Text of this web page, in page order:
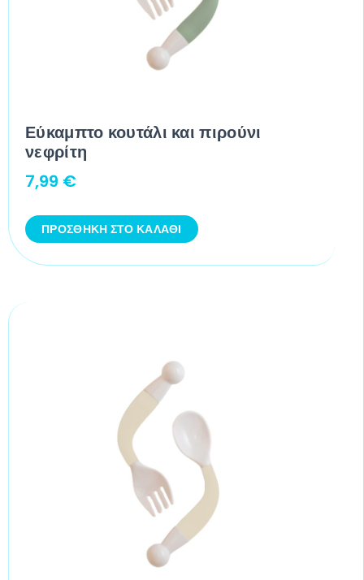
Εύκαμπτο κουτάλι και πιρούνι
νεφρίτη
7,99 €
ΠΡΟΣΘΉΚΗ ΣΤΟ ΚΑΛΆΘΙ